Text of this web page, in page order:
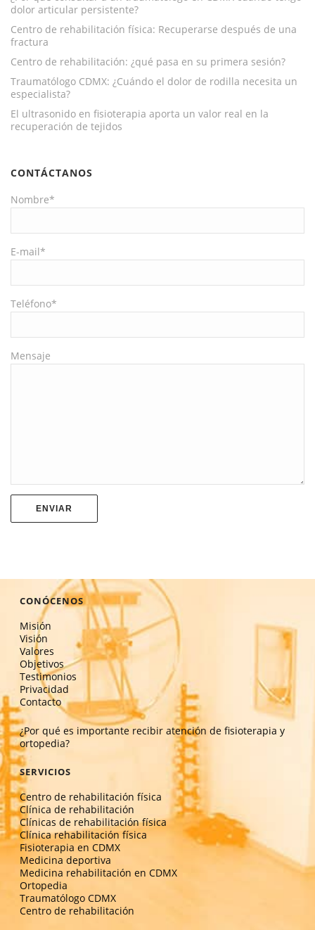
dolor articular persistente?
Centro de rehabilitación física: Recuperarse después de una
fractura
Centro de rehabilitación: ¿qué pasa en su primera sesión?
Traumatólogo CDMX: ¿Cuándo el dolor de rodilla necesita un
especialista?
El ultrasonido en fisioterapia aporta un valor real en la
recuperación de tejidos
CONTÁCTANOS
Nombre*
E-mail*
Teléfono*
Mensaje
CONÓCENOS
Misión
Visión
Valores
Objetivos
Testimonios
Privacidad
Contacto
¿Por qué es importante recibir atención de fisioterapia y
ortopedia?
SERVICIOS
Centro de rehabilitación física
Clínica de rehabilitación
Clínicas de rehabilitación física
Clínica rehabilitación física
Fisioterapia en CDMX
Medicina deportiva
Medicina rehabilitación en CDMX
Ortopedia
Traumatólogo CDMX
Centro de rehabilitación